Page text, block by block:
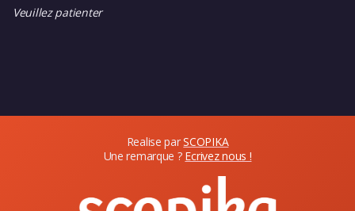
Veuillez patienter
Realise parSCOPIKA
Une remarque ? Ecrivez nous !